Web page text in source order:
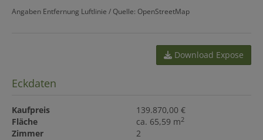
Angaben Entfernung Luftlinie / Quelle: OpenStreetMap
Download Expose
Eckdaten
Kaufpreis
139.870,00 €
Fläche
ca. 65,59 m2
Zimmer 2